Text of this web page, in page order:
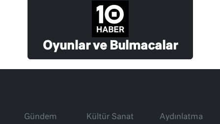
Oyunlar ve Bulmacalar
Gündem
Kültür Sanat
Aydınlatma